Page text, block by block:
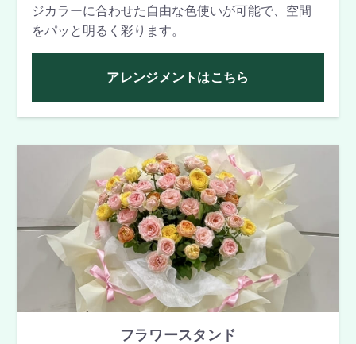
ジカラーに合わせた自由な色使いが可能で、空間
をパッと明るく彩ります。
アレンジメントはこちら
フラワースタンド